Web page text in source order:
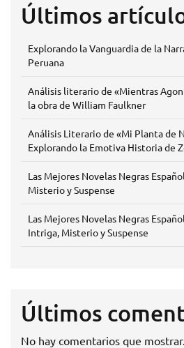
Últimos
Explorando la Vanguardia de la
Peruana
Análisis literario de «Mientras
la obra de William Faulkner
Análisis Literario de «Mi Planta de
Explorando la Emotiva Historia de
Las Mejores Novelas Negras
Misterio y Suspense
Las Mejores Novelas Negras
Intriga, Misterio y Suspense
Últimos
No hay comentarios que mostrar.